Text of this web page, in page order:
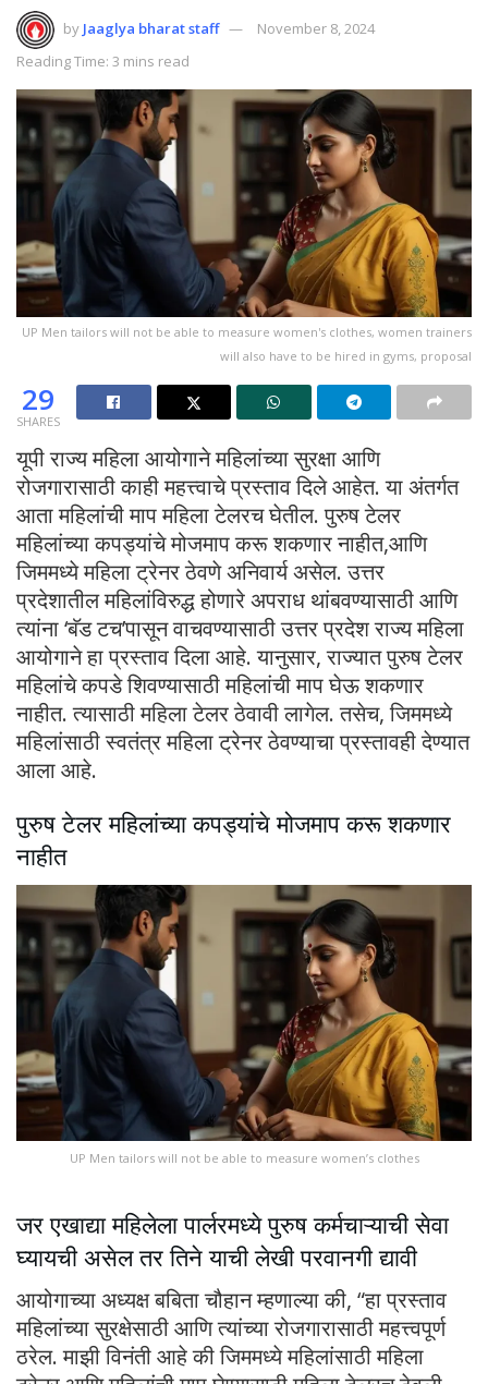
by Jaaglya bharat staff
November 8, 2024
Reading Time: 3 mins read
UP Men tailors will not be able to measure women's clothes, women trainers
will also have to be hired in gyms, proposal
29
SHARES
यूपी राज्य महिला आयोगाने महिलांच्या सुरक्षा आणि
रोजगारासाठी काही महत्त्वाचे प्रस्ताव दिले आहेत. या अंतर्गत
आता महिलांची माप महिला टेलरच घेतील. पुरुष टेलर
महिलांच्या कपड्यांचे मोजमाप करू शकणार नाहीत,आणि
जिममध्ये महिला ट्रेनर ठेवणे अनिवार्य असेल. उत्तर
प्रदेशातील महिलांविरुद्ध होणारे अपराध थांबवण्यासाठी आणि
त्यांना ‘बॅड टच’पासून वाचवण्यासाठी उत्तर प्रदेश राज्य महिला
आयोगाने हा प्रस्ताव दिला आहे. यानुसार, राज्यात पुरुष टेलर
महिलांचे कपडे शिवण्यासाठी महिलांची माप घेऊ शकणार
नाहीत. त्यासाठी महिला टेलर ठेवावी लागेल. तसेच, जिममध्ये
महिलांसाठी स्वतंत्र महिला ट्रेनर ठेवण्याचा प्रस्तावही देण्यात
आला आहे.
पुरुष टेलर महिलांच्या कपड्यांचे मोजमाप करू शकणार
नाहीत
UP Men tailors will not be able to measure women’s clothes
जर एखाद्या महिलेला पार्लरमध्ये पुरुष कर्मचाऱ्याची सेवा
घ्यायची असेल तर तिने याची लेखी परवानगी द्यावी
आयोगाच्या अध्यक्ष बबिता चौहान म्हणाल्या की, “हा प्रस्ताव
महिलांच्या सुरक्षेसाठी आणि त्यांच्या रोजगारासाठी महत्त्वपूर्ण
ठरेल. माझी विनंती आहे की जिममध्ये महिलांसाठी महिला